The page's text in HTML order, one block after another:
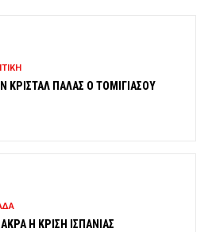
ΚΡΙΣΤΑΛ ΠΑΛΑΣ Ο ΤΟΜΙΓΙΑΣΟΥ
Η ΚΡΙΣΗ ΙΣΠΑΝΙΑΣ